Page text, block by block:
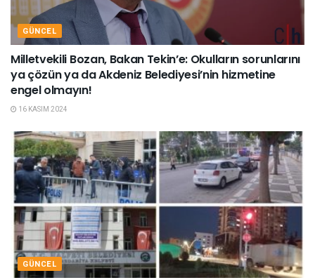
GÜNCEL
Milletvekili Bozan, Bakan Tekin’e: Okulların sorunlarını
ya çözün ya da Akdeniz Belediyesi’nin hizmetine
engel olmayın!
16 KASIM 2024
GÜNCEL